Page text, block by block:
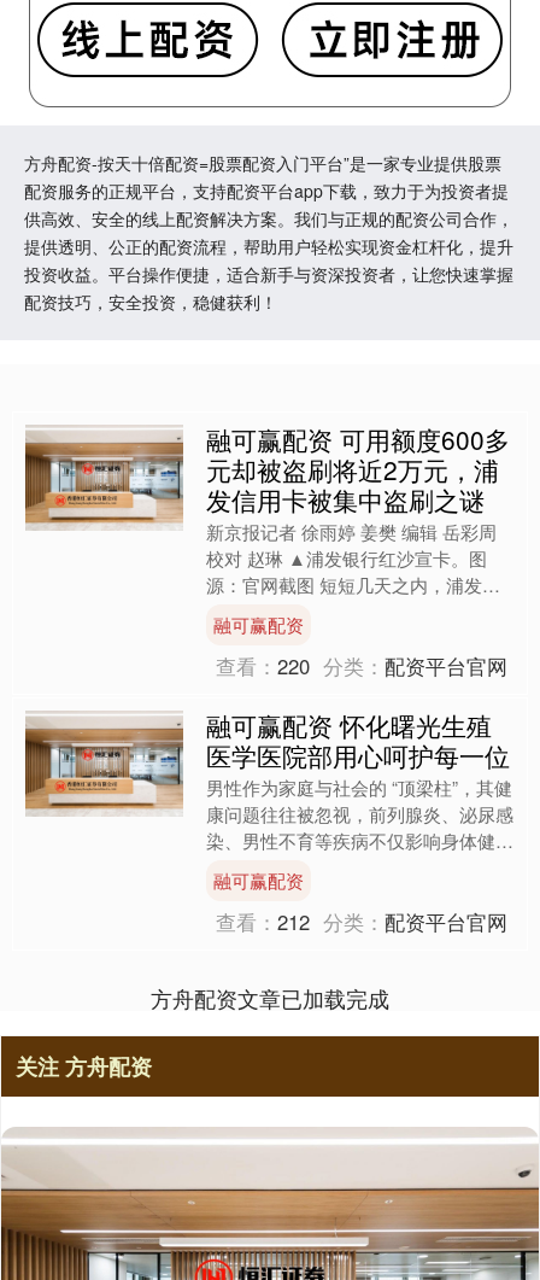
方舟配资-按天十倍配资=股票配资入门平台”是一家专业提供股票
配资服务的正规平台，支持配资平台app下载，致力于为投资者提
供高效、安全的线上配资解决方案。我们与正规的配资公司合作，
提供透明、公正的配资流程，帮助用户轻松实现资金杠杆化，提升
投资收益。平台操作便捷，适合新手与资深投资者，让您快速掌握
配资技巧，安全投资，稳健获利！
融可赢配资 可用额度600多
元却被盗刷将近2万元，浦
发信用卡被集中盗刷之谜
新京报记者 徐雨婷 姜樊 编辑 岳彩周
校对 赵琳 ▲浦发银行红沙宣卡。图
源：官网截图 短短几天之内，浦发银
行信用卡被大规模盗刷。 9月11日下
午，身处哈尔滨的....
融可赢配资
查看：220 分类：配资平台官网
融可赢配资 怀化曙光生殖
医学医院部用心呵护每一位
男性作为家庭与社会的 “顶梁柱”，其健
康问题往往被忽视，前列腺炎、泌尿感
染、男性不育等疾病不仅影响身体健
康，还会给患者带来心理压力。怀化曙
光生殖医学医院专注男性....
融可赢配资
查看：212 分类：配资平台官网
方舟配资文章已加载完成
关注 方舟配资